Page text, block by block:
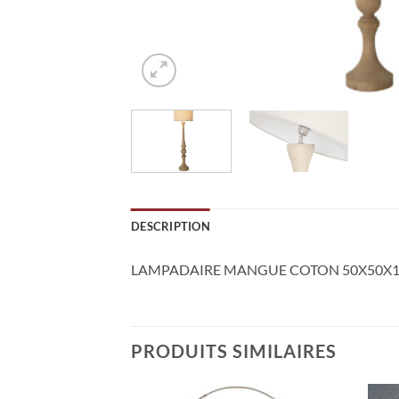
DESCRIPTION
LAMPADAIRE MANGUE COTON
PRODUITS SIMILAIRES